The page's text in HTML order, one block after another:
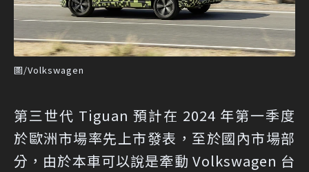
圖/Volkswagen
第三世代 Tiguan 預計在 2024 年第一季度
於歐洲市場率先上市發表，至於國內市場部
分，由於本車可以說是牽動 Volkswagen 台